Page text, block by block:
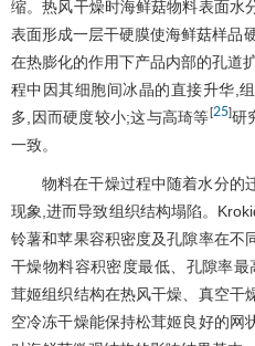
缩。热风干燥时海鲜菇物料表面水
表面形成一层干硬膜使海鲜菇样品
在热膨化的作用下产品内部的孔道
程中因其细胞间冰晶的直接升华,
多,因而硬度较小;这与高琦等[25]研
一致。
物料在干燥过程中随着水分的
现象,进而导致组织结构塌陷。
铃薯和苹果容积密度及孔隙率在不
干燥物料容积密度最低、孔隙率最
茸姬组织结构在热风干燥、真空干
空冷冻干燥能保持松茸姬良好的网